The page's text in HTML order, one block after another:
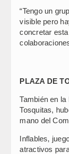
“Tengo un
visible pero
concretar
PLAZA DE
También en
Tosquitas,
mano del
Inflables,
atractivos